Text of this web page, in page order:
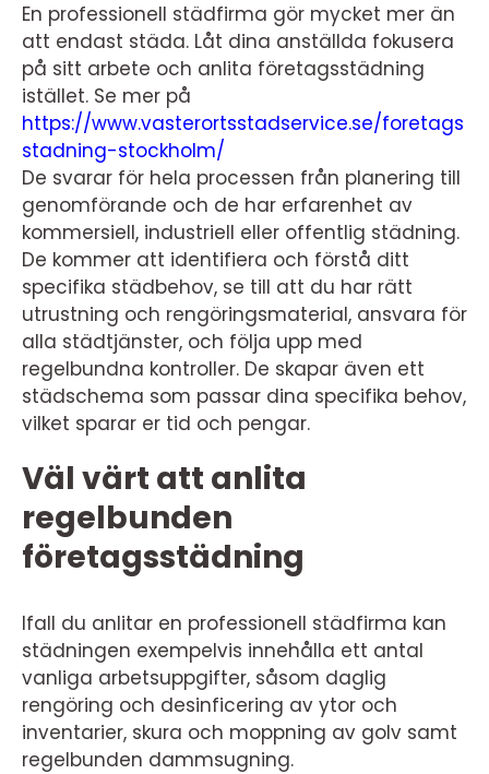
En professionell städfirma gör mycket mer än
att endast städa. Låt dina anställda fokusera
på sitt arbete och anlita företagsstädning
istället. Se mer på
https://www.vasterortsstadservice.se/foretags
stadning-stockholm/
De svarar för hela processen från planering till
genomförande och de har erfarenhet av
kommersiell, industriell eller offentlig städning.
De kommer att identifiera och förstå ditt
specifika städbehov, se till att du har rätt
utrustning och rengöringsmaterial, ansvara för
alla städtjänster, och följa upp med
regelbundna kontroller. De skapar även ett
städschema som passar dina specifika behov,
vilket sparar er tid och pengar.
Väl värt att anlita
regelbunden
företagsstädning
Ifall du anlitar en professionell städfirma kan
städningen exempelvis innehålla ett antal
vanliga arbetsuppgifter, såsom daglig
rengöring och desinficering av ytor och
inventarier, skura och moppning av golv samt
regelbunden dammsugning.